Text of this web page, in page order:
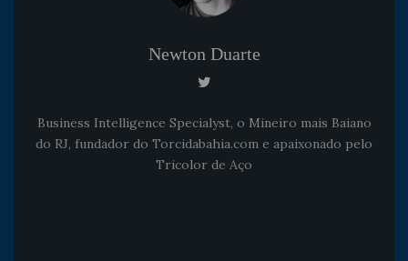
Newton Duarte
Business Intelligence Specialyst, o Mineiro mais Baiano
do RJ, fundador do Torcidabahia.com e apaixonado pelo
Tricolor de Aço